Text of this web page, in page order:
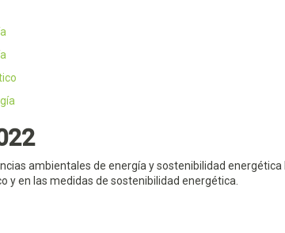
ambientales de energía y sostenibilidad
y en las medidas de sostenibilidad energética.